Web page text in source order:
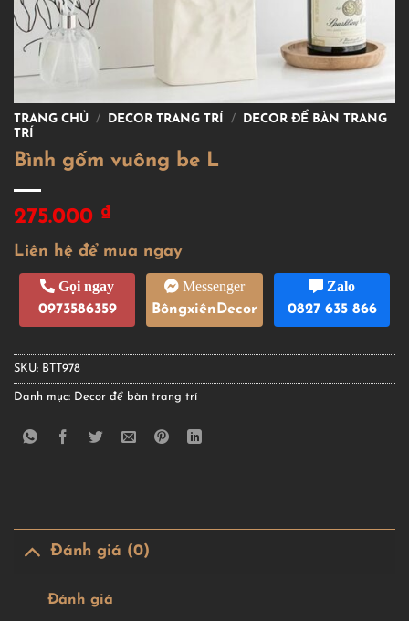
TRANG CHỦ / DECOR TRANG TRÍ /
DECOR ĐỂ BÀN TRANG
TRÍ
Bình gốm vuông be L
275.000 ₫
Liên hệ để mua ngay
Gọi ngay
0973586359
Messenger
BôngxiênDecor
Zalo
0827 635 866
SKU: BTT978
Danh mục: Decor để bàn trang trí
Đánh giá (0)
Đánh giá